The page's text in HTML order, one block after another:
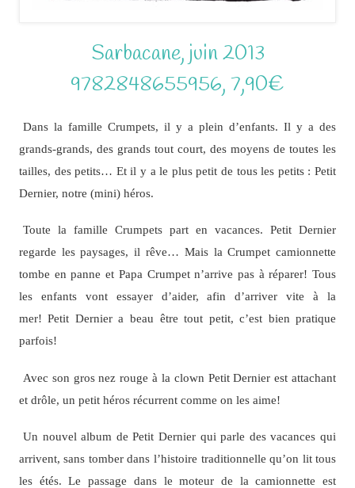
Sarbacane, juin 2013
9782848655956, 7,90€
Dans la famille Crumpets, il y a plein d’enfants. Il y a des
grands-grands, des grands tout court, des moyens de toutes les
tailles, des petits… Et il y a le plus petit de tous les petits : Petit
Dernier, notre (mini) héros.
Toute la famille Crumpets part en vacances. Petit Dernier
regarde les paysages, il rêve… Mais la Crumpet camionnette
tombe en panne et Papa Crumpet n’arrive pas à réparer! Tous
les enfants vont essayer d’aider, afin d’arriver vite à la
mer! Petit Dernier a beau être tout petit, c’est bien pratique
parfois!
Avec son gros nez rouge à la clown Petit Dernier est attachant
et drôle, un petit héros récurrent comme on les aime!
Un nouvel album de Petit Dernier qui parle des vacances qui
arrivent, sans tomber dans l’histoire traditionnelle qu’on lit tous
les étés. Le passage dans le moteur de la camionnette est